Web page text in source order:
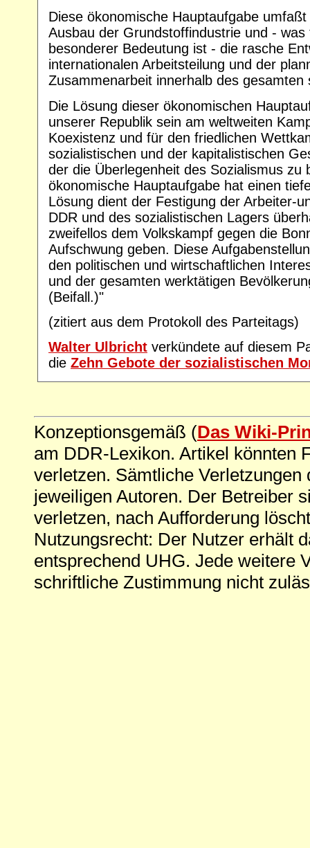
Diese ökonomische Hauptaufgabe
Ausbau der Grundstoffindustrie und - was
besonderer Bedeutung ist - die rasche
internationalen Arbeitsteilung und der
Zusammenarbeit innerhalb des gesamten
Die Lösung dieser ökonomischen
unserer Republik sein am weltweiten
Koexistenz und für den friedlichen
sozialistischen und der kapitalistischen
der die Überlegenheit des Sozialismus zu
ökonomische Hauptaufgabe hat einen
Lösung dient der Festigung der Arbeiter-
DDR und des sozialistischen Lagers
zweifellos dem Volkskampf gegen die
Aufschwung geben. Diese
den politischen und wirtschaftlichen
und der gesamten werktätigen
(Beifall.)"
(zitiert aus dem Protokoll des Parteitags)
Walter Ulbricht verkündete auf diesem
die Zehn Gebote der sozialistischen
Konzeptionsgemäß (Das Wiki-
am DDR-Lexikon. Artikel könnten
verletzen. Sämtliche
jeweiligen Autoren. Der Betreiber
verletzen, nach Aufforderung
Nutzungsrecht: Der Nutzer erhält
entsprechend UHG. Jede weitere
schriftliche Zustimmung nicht